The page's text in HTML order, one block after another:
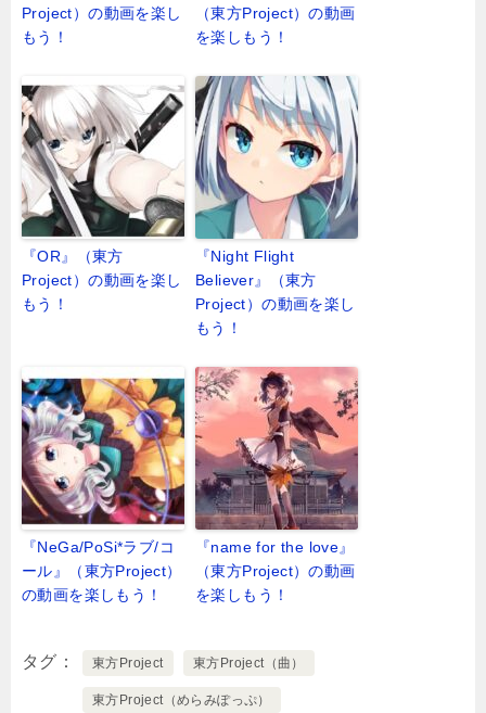
Project）の動画を楽し
もう！
（東方Project）の動画
を楽しもう！
『OR』（東方
Project）の動画を楽し
もう！
『Night Flight
Believer』（東方
Project）の動画を楽し
もう！
『NeGa/PoSi*ラブ/コ
ール』（東方Project）
の動画を楽しもう！
『name for the love』
（東方Project）の動画
を楽しもう！
タグ 東方Project 東方Project（曲）
東方Project（めらみぽっぷ）